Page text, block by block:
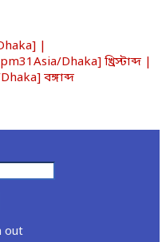
|
Dhaka] খ্রিস্টাব্দ |
বঙ্গাব্দ
out